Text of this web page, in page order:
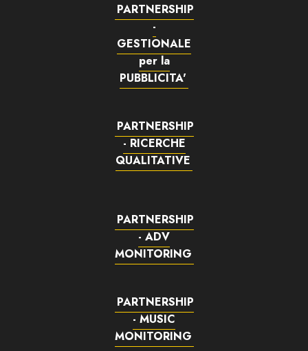
PARTNERSHIP
-
GESTIONALE
per la
PUBBLICITA'
PARTNERSHIP
- RICERCHE
QUALITATIVE
PARTNERSHIP
- ADV
MONITORING
PARTNERSHIP
- MUSIC
MONITORING